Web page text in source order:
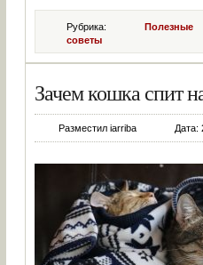
Рубрика:Полезные
советы
Зачем кошка спит
Разместил iarriba Дата: